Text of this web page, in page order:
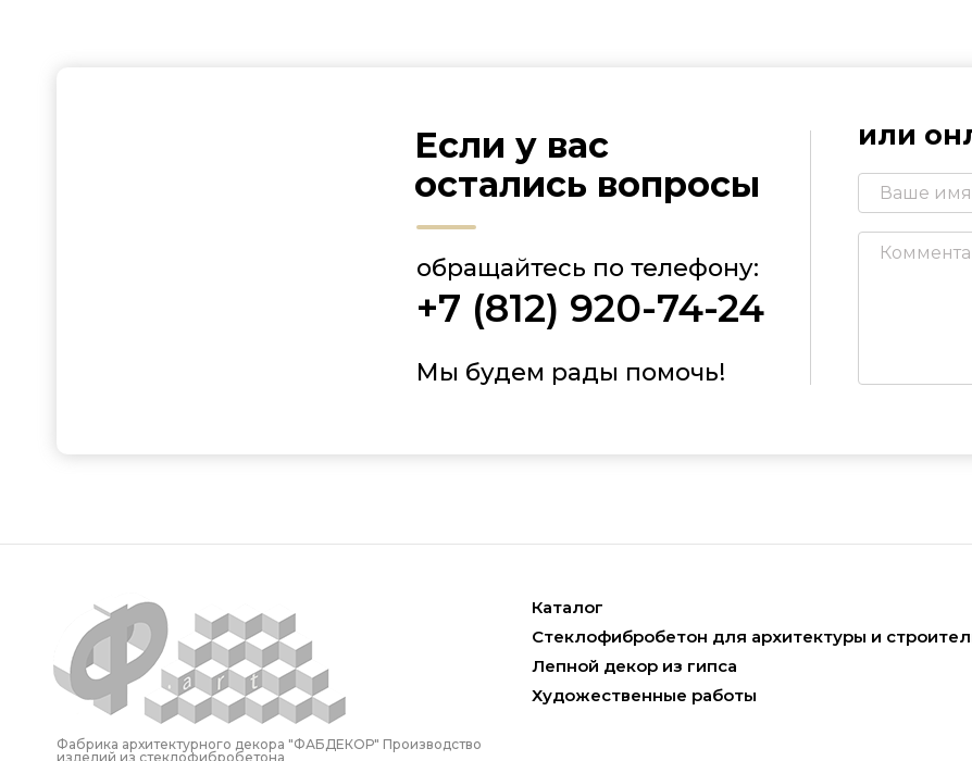
Если у вас
остались вопросы
обращайтесь по телефону:
+7 (812) 920-74-24
Мы будем рады помочь!
или
Фабрика архитектурного декора "ФАБДЕКОР" Производство
изделий из стеклофибробетона
Каталог
Стеклофибробетон для архитектуры и
Лепной декор из гипса
Художественные работы